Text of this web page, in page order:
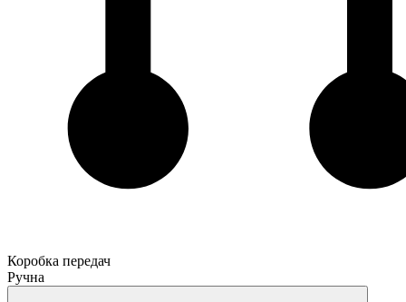
Коробка передач
Ручна